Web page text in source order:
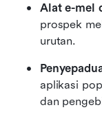
Alat e-mel
prospek
urutan.
aplikasi
dan